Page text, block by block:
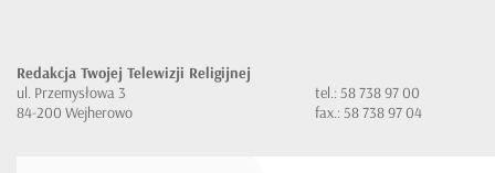
Redakcja Twojej Telewizji Religijnej
ul. Przemysłowa 3
84-200 Wejherowo
tel.: 58 738 97 00
fax.: 58 738 97 04